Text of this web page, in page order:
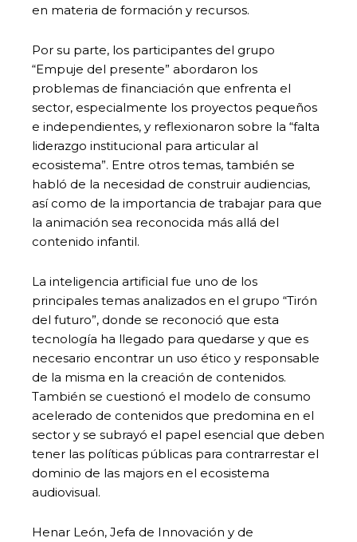
en materia de formación y recursos.
Por su parte, los participantes del grupo
“Empuje del presente” abordaron los
problemas de financiación que enfrenta el
sector, especialmente los proyectos pequeños
e independientes, y reflexionaron sobre la “falta
liderazgo institucional para articular al
ecosistema”. Entre otros temas, también se
habló de la necesidad de construir audiencias,
así como de la importancia de trabajar para que
la animación sea reconocida más allá del
contenido infantil.
La inteligencia artificial fue uno de los
principales temas analizados en el grupo “Tirón
del futuro”, donde se reconoció que esta
tecnología ha llegado para quedarse y que es
necesario encontrar un uso ético y responsable
de la misma en la creación de contenidos.
También se cuestionó el modelo de consumo
acelerado de contenidos que predomina en el
sector y se subrayó el papel esencial que deben
tener las políticas públicas para contrarrestar el
dominio de las majors en el ecosistema
audiovisual.
Henar León, Jefa de Innovación y de